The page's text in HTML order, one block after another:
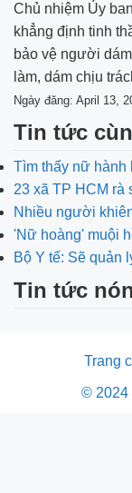
Chủ nhiệm Ủy
khẳng định tinh
bảo vệ người
làm, dám chịu
Ngày đăng: April 13,
Tin tức
Tìm thấy nữ hành
23 xã TP HCM rà
Nhiều người
'Nữ hoàng' muội
Bộ Y tế: Sẽ quản
Tin tức
Trang
© 2024